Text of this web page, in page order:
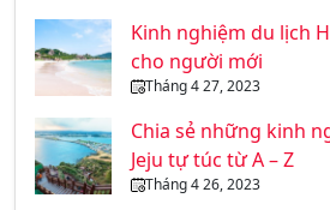
Kinh nghiệm du lịch
cho người mới
Tháng 4 27, 2023
Chia sẻ những kinh
Jeju tự túc từ A – Z
Tháng 4 26, 2023